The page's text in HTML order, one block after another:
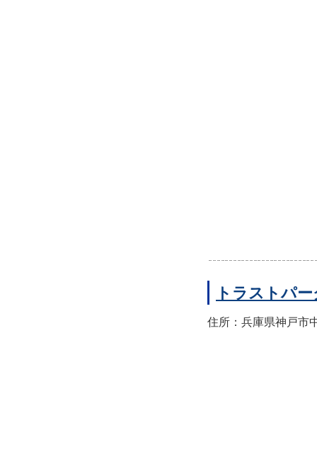
トラストパ
住所：兵庫県神戸市